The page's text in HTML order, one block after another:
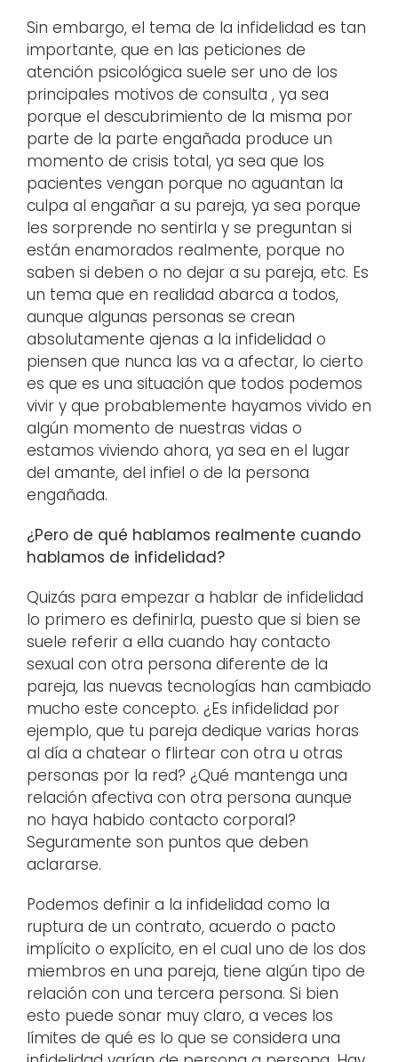
Sin embargo, el tema de la infidelidad es tan
importante, que en las peticiones de
atención psicológica suele ser uno de los
principales motivos de consulta , ya sea
porque el descubrimiento de la misma por
parte de la parte engañada produce un
momento de crisis total, ya sea que los
pacientes vengan porque no aguantan la
culpa al engañar a su pareja, ya sea porque
les sorprende no sentirla y se preguntan si
están enamorados realmente, porque no
saben si deben o no dejar a su pareja, etc. Es
un tema que en realidad abarca a todos,
aunque algunas personas se crean
absolutamente ajenas a la infidelidad o
piensen que nunca las va a afectar, lo cierto
es que es una situación que todos podemos
vivir y que probablemente hayamos vivido en
algún momento de nuestras vidas o
estamos viviendo ahora, ya sea en el lugar
del amante, del infiel o de la persona
engañada.
¿Pero de qué hablamos realmente cuando
hablamos de infidelidad?
Quizás para empezar a hablar de infidelidad
lo primero es definirla, puesto que si bien se
suele referir a ella cuando hay contacto
sexual con otra persona diferente de la
pareja, las nuevas tecnologías han cambiado
mucho este concepto. ¿Es infidelidad por
ejemplo, que tu pareja dedique varias horas
al día a chatear o flirtear con otra u otras
personas por la red? ¿Qué mantenga una
relación afectiva con otra persona aunque
no haya habido contacto corporal?
Seguramente son puntos que deben
aclararse.
Podemos definir a la infidelidad como la
ruptura de un contrato, acuerdo o pacto
implícito o explícito, en el cual uno de los dos
miembros en una pareja, tiene algún tipo de
relación con una tercera persona. Si bien
esto puede sonar muy claro, a veces los
límites de qué es lo que se considera una